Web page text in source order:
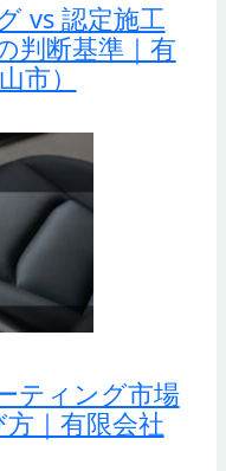
vs 認定施工
判断基準｜有
市）
ティング市場
｜有限会社